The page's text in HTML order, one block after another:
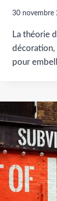
30 novembre
La théorie
décoration,
pour